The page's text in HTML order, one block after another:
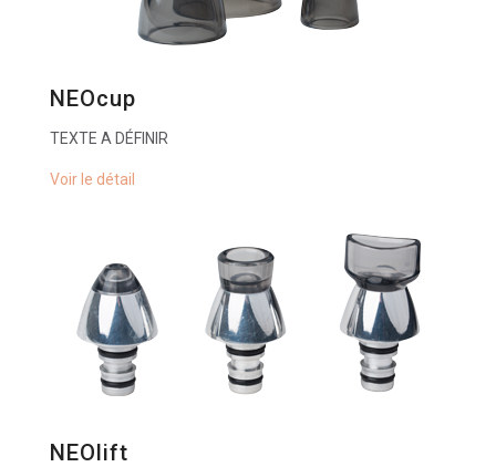
NEOcup
TEXTE A DÉFINIR
Voir le détail
NEOlift